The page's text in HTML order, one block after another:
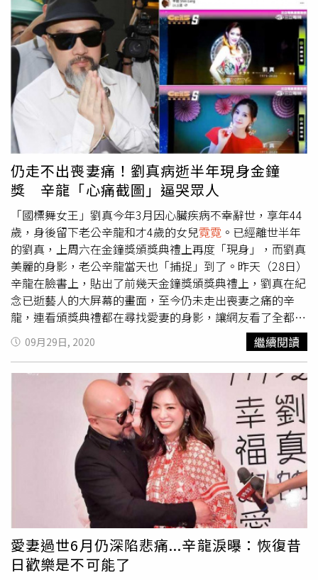
伴小肚臍，兩人更開始「按表操課」，不過前五個月都沒
中，夫妻倆持續天天向上帝禱告，半年後總算有好消息，白
家綺笑說「本想來如果試到9月還沒動靜就放棄，結果8月就
懷孕了！」也搞笑說這年頭生四胎的人不多，政府應該頒
「增產報國」的獎牌給我。白家綺感謝老公吳東諺在她懷孕
期間一肩扛家事，從「神隊友」變成「神隊長」。（圖／嬰
兒與母親雜誌提供）聽到媽媽再度懷孕，白家綺的女兒們欣
喜若狂，倒是「小肚臍」有陣子都不理她，會親爸爸、姊
姊、阿嬤，唯獨排擠媽媽，還會把媽媽推開，似乎感受到
「有人要來跟他分享媽媽的愛」而吃醋。直到有天，白家綺
孕吐不舒服到在沙發上落淚，小肚臍看見後走過來拍拍她、
親親她，自此小肚臍恢復和媽媽親密互動，白家綺也笑說
「小肚臍是小暖男」。白家綺日前懷上第四胎，目前懷孕三
個多月。（圖／嬰兒與母親雜誌提供）目前懷孕3個多月的
白家綺孕吐嚴重，她苦笑：「感覺急性腸胃炎加嚴重宿
醉。」目前靠針灸來減緩孕吐不適感。也感謝老公從「神隊
友」已晉升為「神隊長」，吳東諺一肩扛起所有育兒及家
事。夫妻倆至今維持好感情，會在睡前一起禱告，回想一天
內值得感恩的事，白家綺說，禱告是促進夫妻感情很好的方
式，藉此感謝、說出對彼此關心，且夫妻間肢體接觸、肌膚
之親也能促進情感交流，吳東諺早上睡醒時會親吻她的臉
頰，她笑說「有時醒突然有個人親過來，真的會被嚇一
仍走不出喪妻痛！劉真病逝半年現身金鐘
獎 辛龍「心痛截圖」逼哭眾人
「國標舞女王」劉真今年3月因心臟疾病不幸辭世，享年44
歲，身後留下老公辛龍和才4歲的女兒霓霓 。已經離世半年
的劉真，上周六在金鐘獎頒獎典禮上再度「現身」，而劉真
美麗的身影，老公辛龍當天也「捕捉」到了。昨天（28日）
辛龍在臉書上，貼出了前幾天金鐘獎頒獎典禮上，劉真在紀
念已逝藝人的大屏幕的畫面，至今仍未走出喪妻之痛的辛
龍，連看頒獎典禮都在尋找愛妻的身影，讓網友看了全都淚
崩。劉真病逝已經半年，老公辛龍至今仍走不出喪妻之痛，
連看金鐘獎典禮，都在尋找愛妻身影。（圖／翻攝辛龍臉
書）第55屆金鐘獎在本月26日已圓滿落幕，由於今年演藝
圈憾事頻傳，主辦單位特別安排一段追思影片，並邀請于美
人來引言，悼念已故影人，其中也包含了今年3月病逝的
「國標舞女王」劉真。而老公辛龍昨天在臉書上，PO出劉
真在大螢幕上的美麗倩影，光是兩張劉真照片就逼哭了大批
網友。不少人留言安慰他「嘿！我們看見了她，讓我們也看
見你吧！」、「失去是淒美的，走出是偉大的」，希望辛龍
能趕快走出喪妻之痛。
09月29日, 2020 繼續閱讀
愛妻過世6月仍深陷悲痛...辛龍淚曝：恢復昔
日歡樂是不可能了